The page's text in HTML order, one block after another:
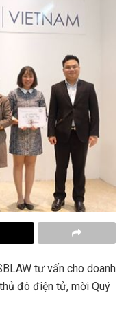
tư vấn cho doanh
đô điện tử, mời Quý